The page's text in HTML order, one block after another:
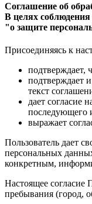
Соглашение об
В целях
"о защите
Присоединяясь к
подтверждает,
подтверждает
текст
дает согласие
последующего
выражает
Пользователь дает
персональных
конкретным,
Настоящее согласие
пребывания (город,